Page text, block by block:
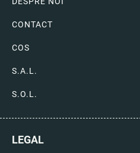
CONTACT
COS
S.A.L.
S.O.L.
LEGAL